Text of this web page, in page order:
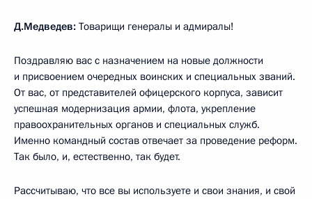
Д.Медведев: Товарищи генералы и адмиралы!
Поздравляю вас с назначением на новые должности
и присвоением очередных воинских и специальных званий.
От вас, от представителей офицерского корпуса, зависит
успешная модернизация армии, флота, укрепление
правоохранительных органов и специальных служб.
Именно командный состав отвечает за проведение реформ.
Так было, и, естественно, так будет.
Рассчитываю, что все вы используете и свои знания, и свой